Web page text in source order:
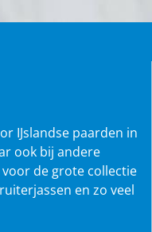
IJslandse paarden in
ook bij andere
de grote collectie
en zo veel